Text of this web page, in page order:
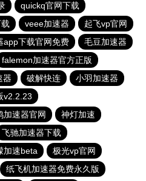
quickq官网下载
veee加速器
起飞vp官网
app下载官网免费
毛豆加速器
falemon加速器官方正版
器 破解快连
小羽加速器
v2.2.23
加速器官网
神灯加速
飞驰加速器下载
加速beta
极光vp官网
纸飞机加速器免费永久版